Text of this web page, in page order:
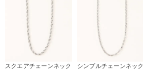
スクエアチェーンネック
シンプルチェーンネック